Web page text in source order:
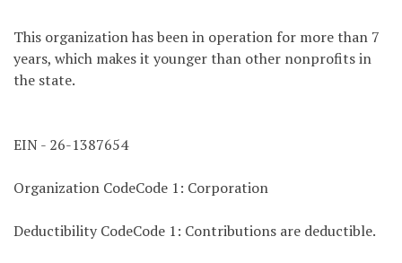
This organization has been in operation for more than 7
years, which makes it younger than other nonprofits in
the state.
EIN - 26-1387654
Organization CodeCode 1: Corporation
Deductibility CodeCode 1: Contributions are deductible.